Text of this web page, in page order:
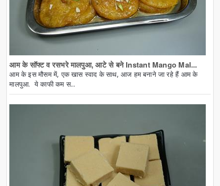
आम के सॉफ्ट व रसभरे मालपुआ, आटे से बने Instant Mango Mal...
आम के इस मौसम में, एक खास स्वाद के साथ, आज हम बनाने जा रहे हैं आम के
मालपुआ. ये काफी कम स...